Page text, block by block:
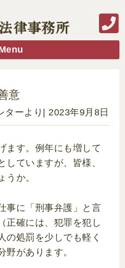
意
ターより | 2023年9月8日
ます。例年にも増して
していますが、皆様、
うか。
事に「刑事弁護」と言
正確には、犯罪を犯し
の処罰を少しでも軽く
野があります。